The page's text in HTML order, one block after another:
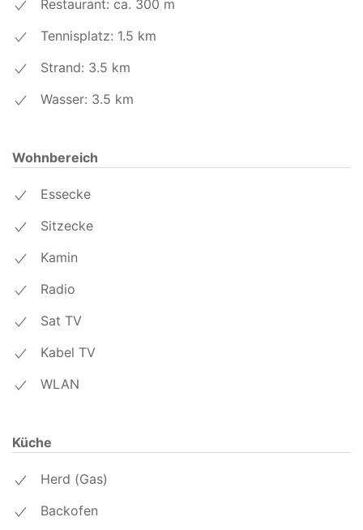
Restaurant: ca. 300 m
Tennisplatz: 1.5 km
Strand: 3.5 km
Wasser: 3.5 km
Wohnbereich
Essecke
Sitzecke
Kamin
Radio
Sat TV
Kabel TV
WLAN
Küche
Herd (Gas)
Backofen